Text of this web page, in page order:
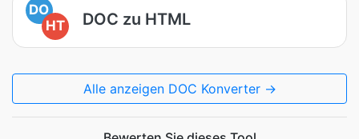
DO
HT
DOC zu HTML
Alle anzeigen DOC Konverter →